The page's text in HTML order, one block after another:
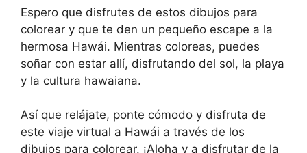
Espero que disfrutes de estos dibujos para
colorear y que te den un pequeño escape a la
hermosa Hawái. Mientras coloreas, puedes
soñar con estar allí, disfrutando del sol, la playa
y la cultura hawaiana.
Así que relájate, ponte cómodo y disfruta de
este viaje virtual a Hawái a través de los
dibujos para colorear. ¡Aloha y a disfrutar de la